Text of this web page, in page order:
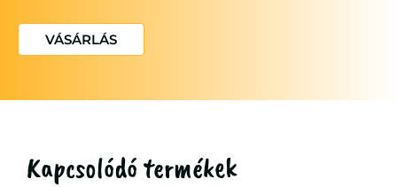
VÁSÁRLÁS
Kapcsolódó termékek